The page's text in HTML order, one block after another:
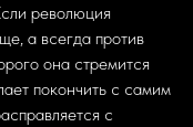
революция
а всегда против
она стремится
покончить с самим
с